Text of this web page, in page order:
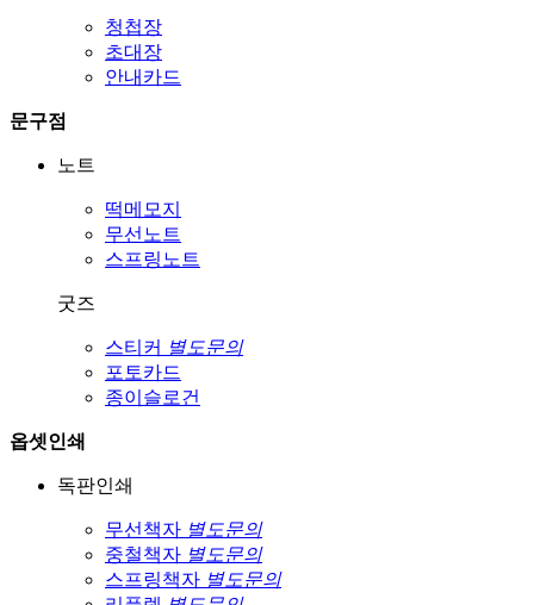
청첩장
초대장
안내카드
문구점
노트
떡메모지
무선노트
스프링노트
굿즈
스티커 별도문의
포토카드
종이슬로건
옵셋인쇄
독판인쇄
무선책자 별도문의
중철책자 별도문의
스프링책자 별도문의